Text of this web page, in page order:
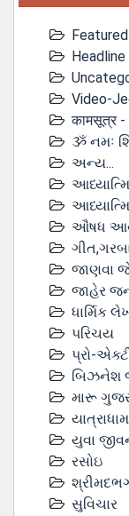
Featured
Headline
Video-
कामसूत्र -
ૐ નમઃ
અન્ય...
ઔષધ
જાણવા
જાહેર
ધાર્મિક
પરિચય
પ્રો-
બિઝનેશ
મારૂ
યુવા
રસોઇ
સુવિચાર